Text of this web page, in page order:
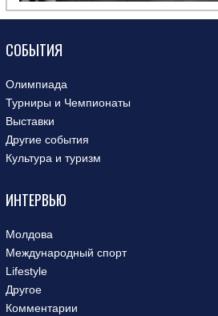
СОБЫТИЯ
Олимпиада
Турниры и Чемпионаты
Выставки
Другие события
Культура и туризм
ИНТЕРВЬЮ
Молдова
Международный спорт
Lifestyle
Другое
Комментарии